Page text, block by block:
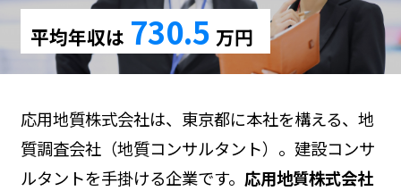
平均年収は 730.5 万円
応用地質株式会社は、東京都に本社を構える、地
質調査会社（地質コンサルタント）。建設コンサ
ルタントを手掛ける企業です。 応用地質株式会社